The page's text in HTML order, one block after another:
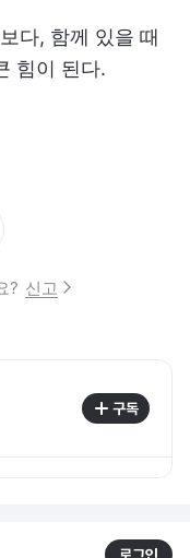
다, 함께 있을 때
힘이 된다.
? 신고
구독